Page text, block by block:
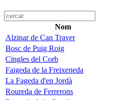
Nom
Alzinar de Can Traver
Bosc de Puig Roig
Cingles del Corb
Faigeda de la Freixeneda
La Fageda d'en Jordà
Roureda de Ferrerons